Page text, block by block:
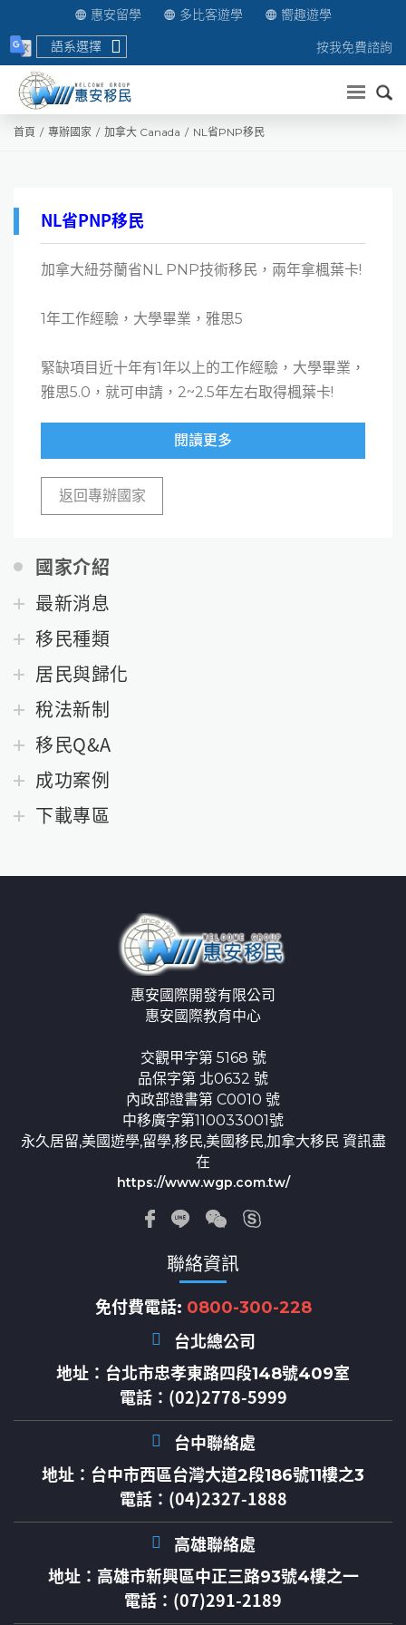
惠安留學 多比客遊學
嚮趣遊學
語系選擇
按我免費諮詢
送出
首頁 專辦國家 加拿大 Canada NL省PNP移民
國家介紹
最新消息
移民種類
居民與歸化
稅法新制
移民Q&A
成功案例
下載專區
NL省PNP移民
加拿大紐芬蘭省NL PNP技術移民，兩年拿楓葉卡!
1年工作經驗，大學畢業，雅思5
緊缺項目近十年有1年以上的工作經驗，大學畢業，
雅思5.0，就可申請，2~2.5年左右取得楓葉卡!
閱讀更多
返回專辦國家
惠安國際開發有限公司
惠安國際教育中心
交觀甲字第 5168 號
品保字第 北0632 號
內政部證書第 C0010 號
中移廣字第110033001號
永久居留,美國遊學,留學,移民,美國移民,加拿大移民 資訊盡
在
https://www.wgp.com.tw/
聯絡資訊
免付費電話: 0800-300-228
台北總公司
地址： 台北市忠孝東路四段148號409室
電話：(02)2778-5999
台中聯絡處
地址： 台中市西區台灣大道2段186號11樓之3
電話：(04)2327-1888
高雄聯絡處
地址： 高雄市新興區中正三路93號4樓之一
電話：(07)291-2189